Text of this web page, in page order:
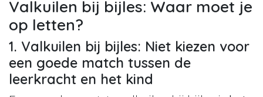
Valkuilen bij bijles: Waar moet je
op letten?
1. Valkuilen bij bijles: Niet kiezen voor
een goede match tussen de
leerkracht en het kind